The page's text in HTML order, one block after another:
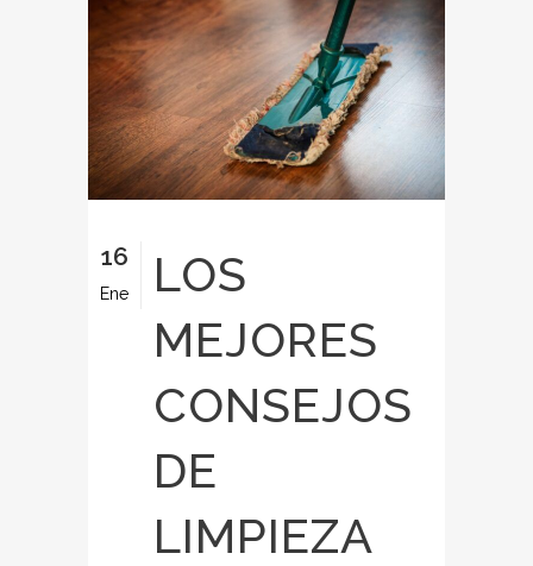
16
Ene
LOS
MEJORES
CONSEJOS
DE
LIMPIEZA